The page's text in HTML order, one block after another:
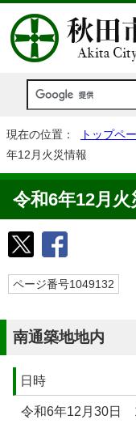
現在の位置： トップペ
年12月火災情報
令和6年12月火
ページ番号1049132
南通築地地内
日時
令和6年12月30日